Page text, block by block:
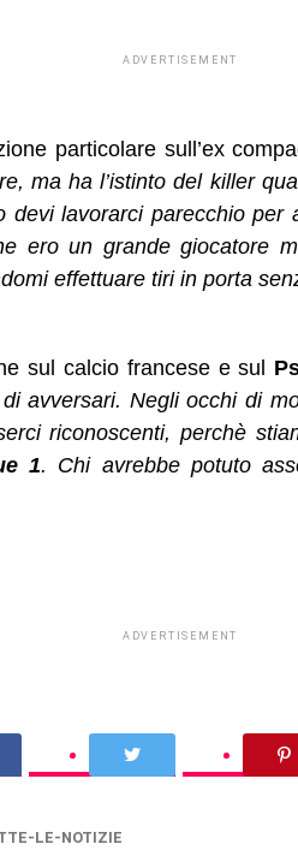
ADVERTISEMENT
particolare sull’ex
ma ha l’istinto del killer
devi lavorarci parecchio
ero un grande giocatore
effettuare tiri in porta
sul calcio francese e sul
avversari. Negli occhi di
riconoscenti, perchè
1. Chi avrebbe potuto
ADVERTISEMENT
LE-NOTIZIE